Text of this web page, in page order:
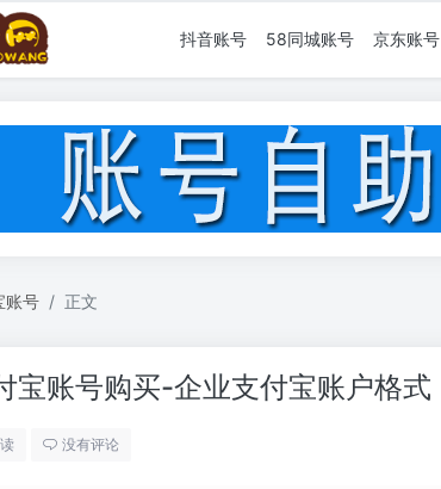
抖音账号 58同城账号 京东账号
账号 正文
宝账号购买-企业支付宝账户格式
没有评论